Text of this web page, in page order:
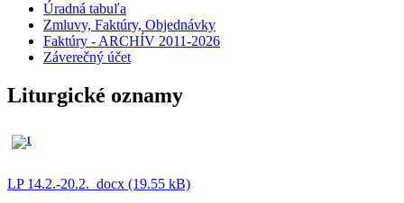
Úradná tabuľa
Zmluvy, Faktúry, Objednávky
Faktúry - ARCHÍV 2011-2026
Záverečný účet
Liturgické oznamy
LP 14.2.-20.2._docx (19.55 kB)